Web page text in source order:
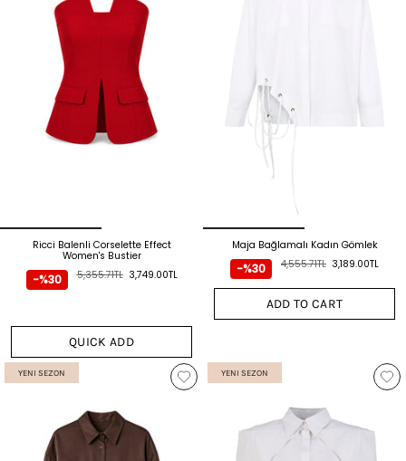
Ricci Balenli Corselette Effect
Women's Bustier
3,749.00TL
5,355.71TL
-%30
QUICK ADD
Maja Bağlamalı Kadın Gömlek
3,189.00TL
4,555.71TL
-%30
ADD TO CART
YENI SEZON YENI SEZON